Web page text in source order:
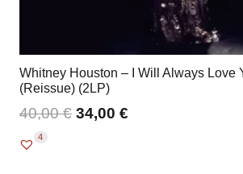
Whitney Houston – I Will Always Love
(Reissue) (2LP)
40,00€ 34,00 €
4